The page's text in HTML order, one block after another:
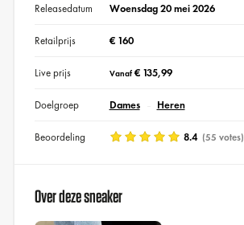
Releasedatum Woensdag 20 mei 2026
Retailprijs € 160
Live prijs Vanaf€ 135,99
Doelgroep Dames Heren
Beoordeling 8.4 (55 votes)
Over deze sneaker